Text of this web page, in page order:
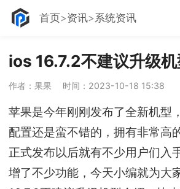
首页 资讯 系统资讯
ios 16.7.2不建议升级机
作者：果果 时间：2023-10-18 15:38
苹果是今年刚刚发布了全新机型
配置还是蛮不错的，拥有非常高
正式发布以后就有不少用户们入
增了不少功能，今天小编就为大